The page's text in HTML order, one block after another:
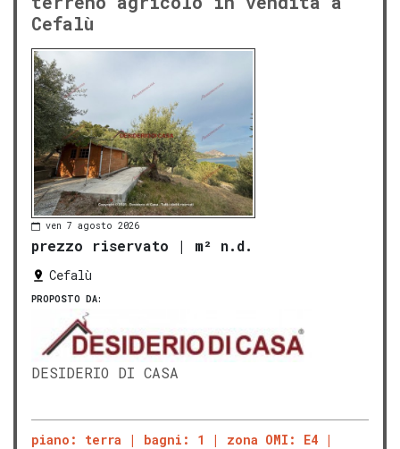
Cefalù
ven 7 agosto 2026
prezzo riservato | m² n.d.
Cefalù
PROPOSTO DA:
DESIDERIO DI CASA
piano: terra bagni: 1 zona OMI: E4